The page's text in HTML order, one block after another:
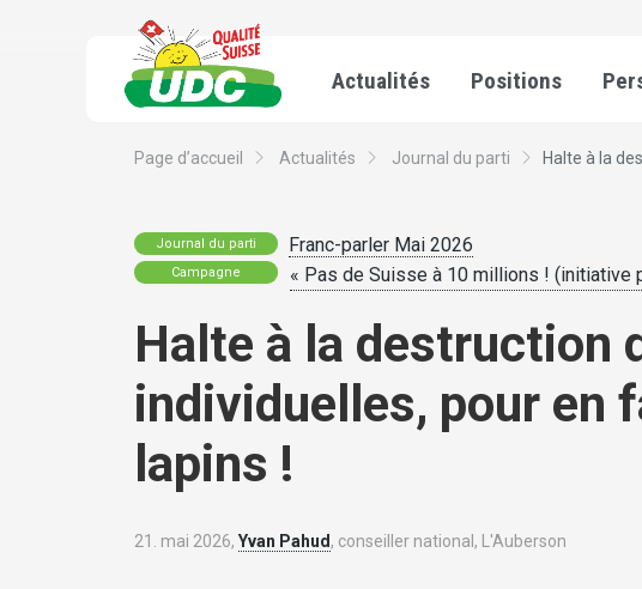
Actualités Positions
Page d’accueil Actualités Journal du parti Halte à la
Journal du parti Franc-parler Mai 2026
Campagne « Pas de Suisse à 10 millions ! (initiative
Halte à la destruction
individuelles, pour en
lapins !
21. mai 2026, Yvan Pahud, conseiller national, L'Auberson